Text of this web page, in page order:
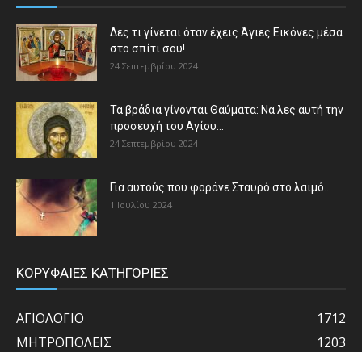
Δες τι γίνεται όταν έχεις Άγιες Εικόνες μέσα
στο σπίτι σου!
24 Σεπτεμβρίου 2024
Τα βράδια γίνονται Θαύματα: Να λες αυτή την
προσευχή του Αγίου...
24 Σεπτεμβρίου 2024
Για αυτούς που φοράνε Σταυρό στο λαιμό…
1 Ιουλίου 2024
ΚΟΡΥΦΑΙΕΣ ΚΑΤΗΓΟΡΙΕΣ
ΑΓΙΟΛΟΓΙΟ
1712
ΜΗΤΡΟΠΟΛΕΙΣ
1203